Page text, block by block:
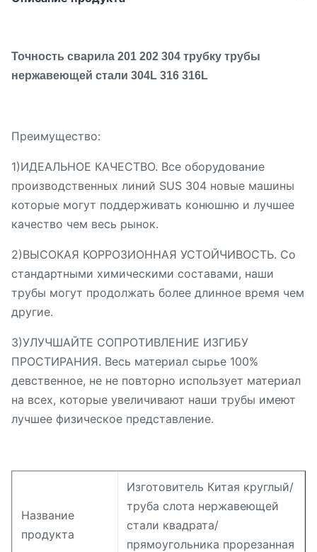
Точность сварила 201 202 304 трубку трубы
нержавеющей стали 304L 316 316L
Преимущество:
1)ИДЕАЛЬНОЕ КАЧЕСТВО. Все оборудование
производственных линий SUS 304 новые машины
которые могут поддерживать конюшню и лучшее
качество чем весь рынок.
2)ВЫСОКАЯ КОРРОЗИОННАЯ УСТОЙЧИВОСТЬ. Со
стандартными химическими составами, наши
трубы могут продолжать более длинное время чем
другие.
3)УЛУЧШАЙТЕ СОПРОТИВЛЕНИЕ ИЗГИБУ
ПРОСТИРАНИЯ. Весь материал сырье 100%
девственное, не не повторно использует материал
на всех, которые увеличивают наши трубы имеют
лучшее физическое представление.
Название
продукта
Изготовитель Китая круглый/
труба слота нержавеющей
стали квадрата/
прямоугольника прорезанная